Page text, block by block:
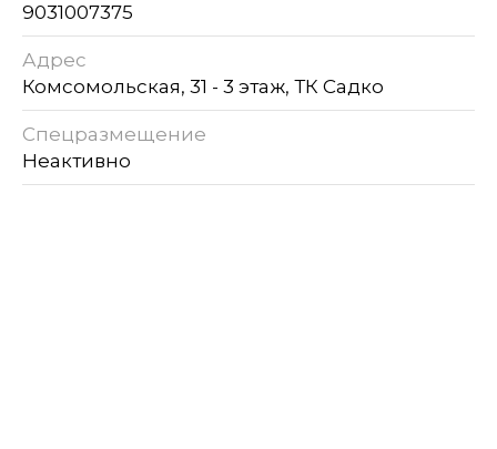
9031007375
Адрес
Комсомольская, 31 - 3 этаж, ТК Садко
Спецразмещение
Неактивно